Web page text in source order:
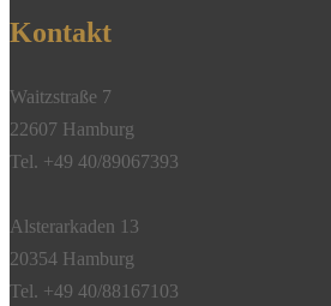
2,3
Gelbgold"
Menge
Kontakt
Waitzstraße 7
22607 Hamburg
Tel. +49 40/89067393
Alsterarkaden 13
20354 Hamburg
Tel. +49 40/88167103